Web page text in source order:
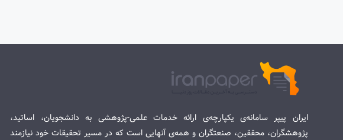
ایران پیپر سامانه‌ی یکپارچه‌ی ارائه خدمات علمی-پژوهشی به دانشجویان، اساتید،
پژوهشگران، محققین، صنعتگران و همه‌ی آنهایی است که در مسیر تحقیقات خود نیازمند